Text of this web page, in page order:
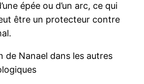
épée ou d’un arc, ce qui
être un protecteur contre
de Nanael dans les autres